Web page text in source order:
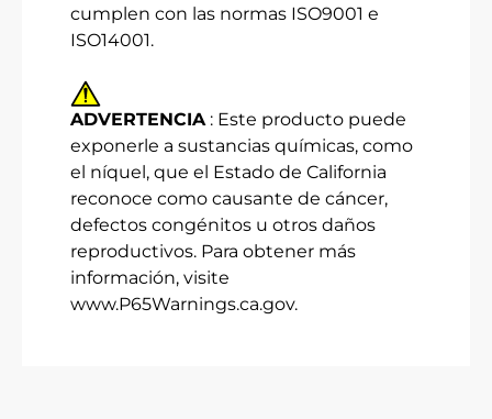
cumplen con las normas ISO9001 e
ISO14001.
ADVERTENCIA: Este producto puede
exponerle a sustancias químicas, como
el níquel, que el Estado de California
reconoce como causante de cáncer,
defectos congénitos u otros daños
reproductivos. Para obtener más
información, visite
www.P65Warnings.ca.gov.